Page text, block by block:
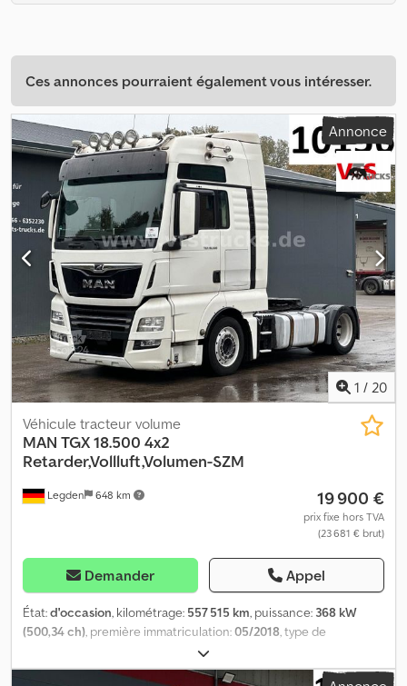
Ces annonces pourraient également vous intéresser.
Annonce
1 / 20
Legden 648 km
Véhicule tracteur volume
MAN TGX 18.500 4x2
Retarder,Vollluft,Volumen-SZM
19 900 €
prix fixe hors TVA
(23 681 € brut)
Demander Appel
État:d'occasion, kilométrage: 557 515 km, puissance: 368 kW
(500,34 ch) , première immatriculation:05/2018 , type de
18 000 kg
essieux, prochaine inspection (TÜV):11/2024, freins:retardeur,